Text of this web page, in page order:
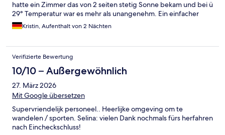
hatte ein Zimmer das von 2 seiten stetig Sonne bekam und bei ü
29° Temperatur war es mehr als unangenehm. Ein einfacher
Turm-Ventilator stand mir zur Verfügung, bringt halt nicht viel.
Aber alles in allem würde ich mich hier nochmal einquartieren.
Kristin, Aufenthalt von 2 Nächten
Verifizierte Bewertung
10/10 – Außergewöhnlich
27. März 2026
Mit Google übersetzen
Supervriendelijk personeel.. Heerlijke omgeving om te
wandelen / sporten. Selina: vielen Dank nochmals fürs herfahren
nach Eincheckschluss!